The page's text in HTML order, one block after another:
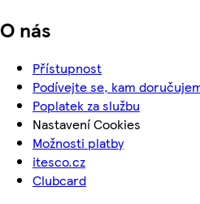
O nás
Přístupnost
Podívejte se, kam
Poplatek za službu
Nastavení Cookies
Možnosti platby
itesco.cz
Clubcard